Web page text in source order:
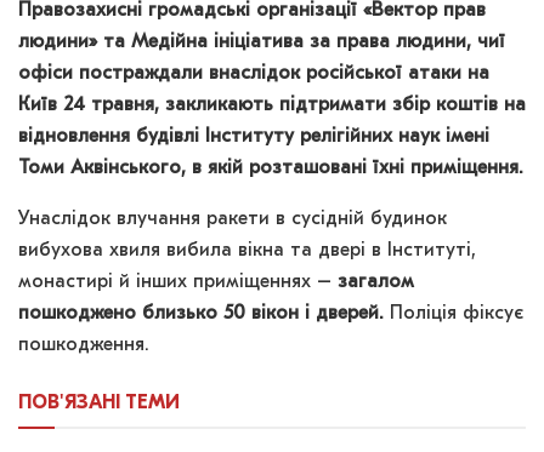
Правозахисні громадські організації «Вектор прав
людини» та Медійна ініціатива за права людини, чиї
офіси постраждали внаслідок російської атаки на
Київ 24 травня, закликають підтримати збір коштів на
відновлення будівлі Інституту релігійних наук імені
Томи Аквінського, в якій розташовані їхні приміщення.
Унаслідок влучання ракети в сусідній будинок
вибухова хвиля вибила вікна та двері в Інституті,
монастирі й інших приміщеннях – загалом
пошкоджено близько 50 вікон і дверей. Поліція фіксує
пошкодження.
ПОВ'ЯЗАНІ ТЕМИ